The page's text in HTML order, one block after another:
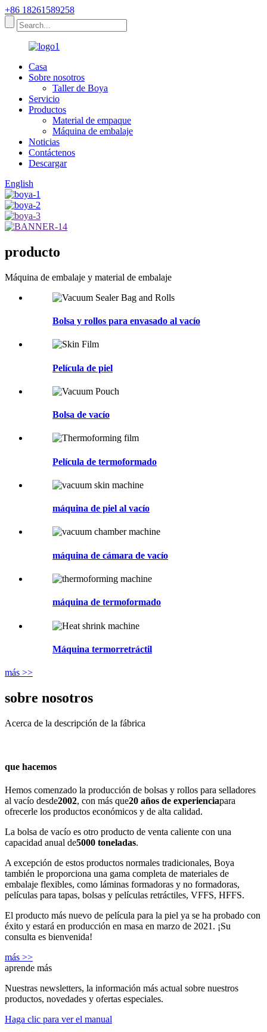
+86 18261589258
Casa
Sobre nosotros
Taller de Boya
Servicio
Productos
Material de empaque
Máquina de embalaje
Noticias
Contáctenos
Descargar
English
producto
Máquina de embalaje y material de embalaje
Bolsa y rollos para envasado al vacío
Película de piel
Bolsa de vacío
Película de termoformado
máquina de piel al vacío
máquina de cámara de vacío
máquina de termoformado
Máquina termorretráctil
más >>
sobre nosotros
Acerca de la descripción de la fábrica
que hacemos
Hemos comenzado la producción de bolsas y rollos para selladores
al vacío desde2002, con más que20 años de experienciapara
ofrecerle los productos económicos y de alta calidad.
La bolsa de vacío es otro producto de venta caliente con una
capacidad anual de5000 toneladas.
A excepción de estos productos normales tradicionales, Boya
también le proporciona una gama completa de materiales de
embalaje flexibles, como láminas formadoras y no formadoras,
películas para tapas, bolsas y películas retráctiles, VFFS, HFFS.
El producto más nuevo de película para la piel ya se ha probado con
éxito y estará en producción en masa en marzo de 2021. ¡Su
consulta es bienvenida!
más >>
aprende más
Nuestras newsletters, la información más actual sobre nuestros
productos, novedades y ofertas especiales.
Haga clic para ver el manual